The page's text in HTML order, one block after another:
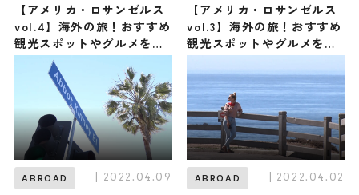
【アメリカ・ロサンゼルス
vol.4】海外の旅！おすすめ
観光スポットやグルメをリ
ポート
【アメリカ・ロサンゼルス
vol.3】海外の旅！おすすめ
観光スポットやグルメをリ
ポート
ABROAD | 2022.04.09 ABROAD | 2022.04.02